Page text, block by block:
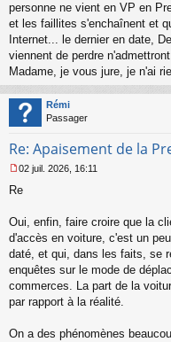
l
u
personne ne vient en VP en
et les faillites s'enchaînent et
Internet... le dernier en date,
viennent de perdre
Madame, je vous jure, je n'ai
Rémi
Passager
Re: Apaisement de la
e
s
g
e
n
o
n
02 juil. 2026, 16:11
Re
Oui, enfin, faire croire que la
d'accès en voiture, c'est un
daté, et qui, dans les faits, se
enquêtes sur le mode de
commerces. La part de la
par rapport à la réalité.
On a des phénomènes